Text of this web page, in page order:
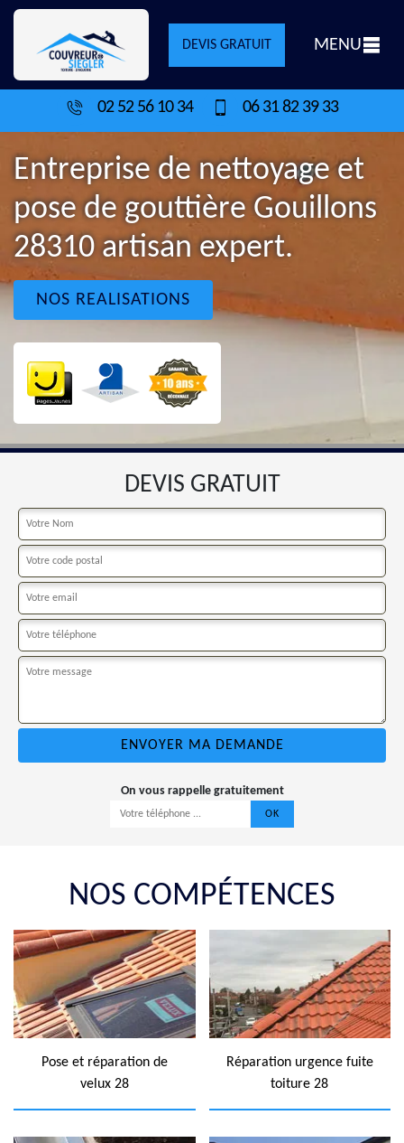
DEVIS GRATUIT MENU
02 52 56 10 34 06 31 82 39 33
Entreprise de nettoyage et
pose de gouttière Gouillons
28310 artisan expert.
NOS REALISATIONS
DEVIS GRATUIT
On vous rappelle gratuitement
NOS COMPÉTENCES
Pose et réparation de
velux 28
Réparation urgence fuite
toiture 28